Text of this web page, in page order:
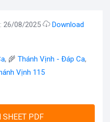
26/08/2025
Download
, 🌾 Thánh Vịnh - Đáp Ca,
Vịnh 115
PDF